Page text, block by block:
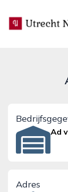
utrecht-
Ad
Adres